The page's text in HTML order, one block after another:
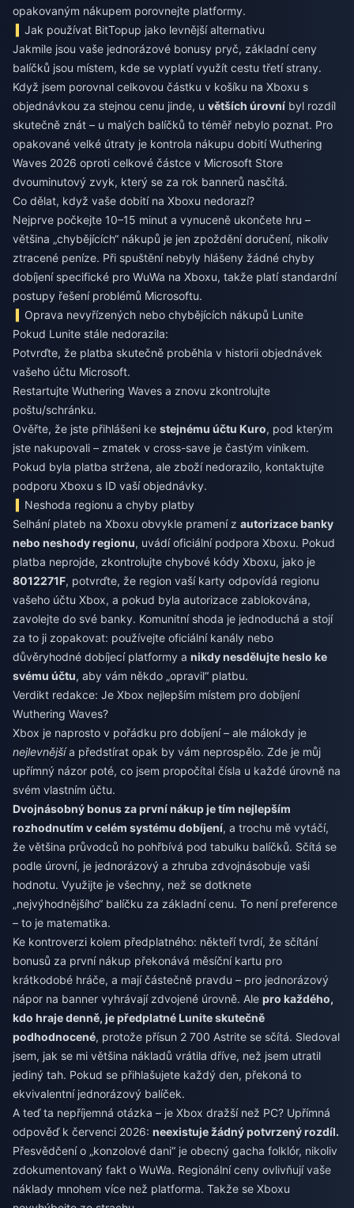
opakovaným nákupem porovnejte platformy.
Jak používat BitTopup jako levnější alternativu
Jakmile jsou vaše jednorázové bonusy pryč, základní ceny
balíčků jsou místem, kde se vyplatí využít cestu třetí strany.
Když jsem porovnal celkovou částku v košíku na Xboxu s
objednávkou za stejnou cenu jinde, u větších úrovní byl rozdíl
skutečně znát – u malých balíčků to téměř nebylo poznat. Pro
opakované velké útraty je kontrola nákupu dobití Wuthering
Waves 2026 oproti celkové částce v Microsoft Store
dvouminutový zvyk, který se za rok bannerů nasčítá.
Co dělat, když vaše dobití na Xboxu nedorazí?
Nejprve počkejte 10–15 minut a vynuceně ukončete hru –
většina „chybějících“ nákupů je jen zpoždění doručení, nikoliv
ztracené peníze. Při spuštění nebyly hlášeny žádné chyby
dobíjení specifické pro WuWa na Xboxu, takže platí standardní
postupy řešení problémů Microsoftu.
Oprava nevyřízených nebo chybějících nákupů Lunite
Pokud Lunite stále nedorazila:
Potvrďte, že platba skutečně proběhla v historii objednávek
vašeho účtu Microsoft.
Restartujte Wuthering Waves a znovu zkontrolujte
poštu/schránku.
Ověřte, že jste přihlášeni ke stejnému účtu Kuro, pod kterým
jste nakupovali – zmatek v cross-save je častým viníkem.
Pokud byla platba stržena, ale zboží nedorazilo, kontaktujte
podporu Xboxu s ID vaší objednávky.
Neshoda regionu a chyby platby
Selhání plateb na Xboxu obvykle pramení z autorizace banky
nebo neshody regionu, uvádí oficiální podpora Xboxu. Pokud
platba neprojde, zkontrolujte chybové kódy Xboxu, jako je
8012271F, potvrďte, že region vaší karty odpovídá regionu
vašeho účtu Xbox, a pokud byla autorizace zablokována,
zavolejte do své banky. Komunitní shoda je jednoduchá a stojí
za to ji zopakovat: používejte oficiální kanály nebo
důvěryhodné dobíjecí platformy a nikdy nesdělujte heslo ke
svému účtu, aby vám někdo „opravil“ platbu.
Verdikt redakce: Je Xbox nejlepším místem pro dobíjení
Wuthering Waves?
Xbox je naprosto v pořádku pro dobíjení – ale málokdy je
nejlevnějšía předstírat opak by vám neprospělo. Zde je můj
upřímný názor poté, co jsem propočítal čísla u každé úrovně na
svém vlastním účtu.
Dvojnásobný bonus za první nákup je tím nejlepším
rozhodnutím v celém systému dobíjení, a trochu mě vytáčí,
že většina průvodců ho pohřbívá pod tabulku balíčků. Sčítá se
podle úrovní, je jednorázový a zhruba zdvojnásobuje vaši
hodnotu. Využijte je všechny, než se dotknete
„nejvýhodnějšího“ balíčku za základní cenu. To není preference
– to je matematika.
Ke kontroverzi kolem předplatného: někteří tvrdí, že sčítání
bonusů za první nákup překonává měsíční kartu pro
krátkodobé hráče, a mají částečně pravdu – pro jednorázový
nápor na banner vyhrávají zdvojené úrovně. Ale pro každého,
kdo hraje denně, je předplatné Lunite skutečně
podhodnocené, protože přísun 2 700 Astrite se sčítá. Sledoval
jsem, jak se mi většina nákladů vrátila dříve, než jsem utratil
jediný tah. Pokud se přihlašujete každý den, překoná to
ekvivalentní jednorázový balíček.
A teď ta nepříjemná otázka – je Xbox dražší než PC? Upřímná
odpověď k červenci 2026: neexistuje žádný potvrzený rozdíl.
Přesvědčení o „konzolové dani“ je obecný gacha folklór, nikoliv
zdokumentovaný fakt o WuWa. Regionální ceny ovlivňují vaše
náklady mnohem více než platforma. Takže se Xboxu